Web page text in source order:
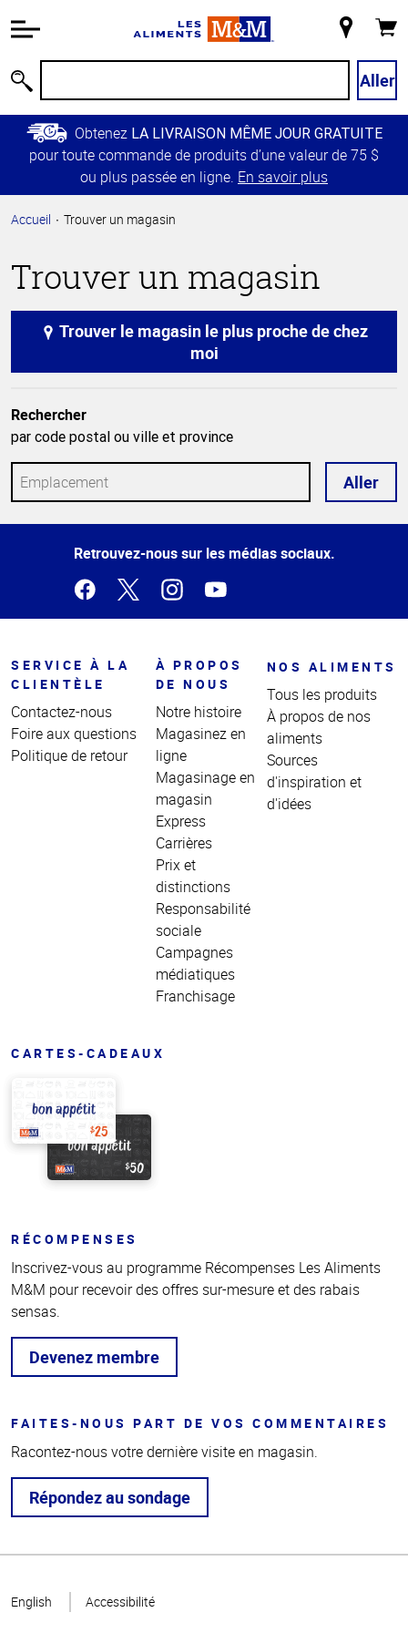
relative à
Passer
contenu
principal
Retour à
principale
magasin
Aller
Obtenez LA LIVRAISON MÊME JOUR GRATUITE
pour toute commande de produits d’une valeur de 75 $
ou plus passée en ligne. En savoir plus
Accueil Trouver un magasin
Trouver un magasin
moi
Rechercher
par code postal ou ville et province
Aller
Retrouvez-nous sur les médias sociaux.
SERVICE À LA
CLIENTÈLE
Contactez-nous
Foire aux questions
Politique de retour
À PROPOS
DE NOUS
Notre histoire
Magasinez en
ligne
Magasinage en
magasin
Express
Carrières
Prix et
distinctions
Responsabilité
sociale
Campagnes
médiatiques
Franchisage
NOS ALIMENTS
Tous les produits
À propos de nos
aliments
Sources
d'inspiration et
d'idées
CARTES-CADEAUX
RÉCOMPENSES
Inscrivez-vous au programme Récompenses Les Aliments
M&M pour recevoir des offres sur-mesure et des rabais
sensas.
Devenez membre
FAITES-NOUS PART DE VOS COMMENTAIRES
Racontez-nous votre dernière visite en magasin.
Répondez au sondage
page
English Accessibilité